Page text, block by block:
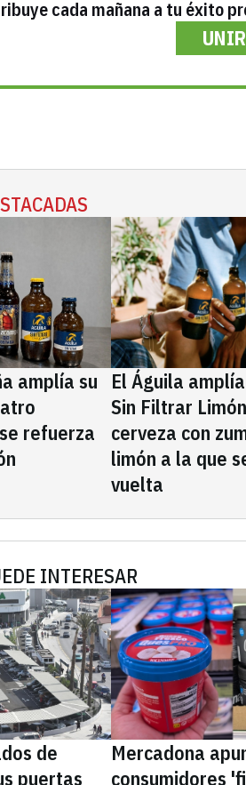
cada mañana a tu éxito
amplía su
refuerza
El Águila
Sin Filtrar
cerveza con
limón a la que
vuelta
INTERESAR
de
puertas
Mercadona
consumidores